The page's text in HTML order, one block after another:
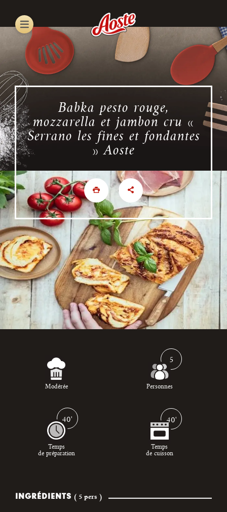
main
content
Babka pesto rouge,
mozzarella et jambon cru «
Serrano les fines et fondantes
» Aoste
Modérée
5
Personnes
40'
Temps
de préparation
40'
Temps
de cuisson
INGRÉDIENTS ( 5 pers )